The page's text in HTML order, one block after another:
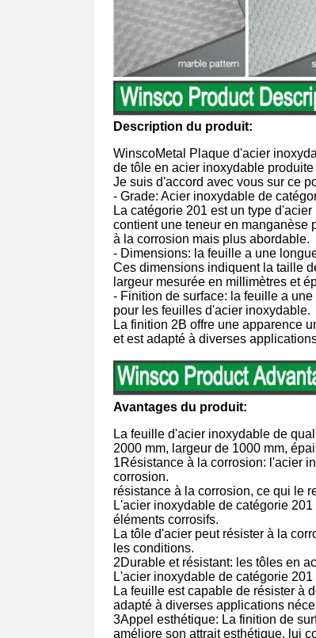
Description du produit:
WinscoMetal Plaque d'acier
de tôle en acier inoxydable
Je suis d'accord avec vous sur ce
- Grade: Acier inoxydable de
La catégorie 201 est un type
contient une teneur en manganèse
à la corrosion mais plus abordable.
- Dimensions: la feuille a une
Ces dimensions indiquent la taille
largeur mesurée en millimètres et
- Finition de surface: la feuille a
pour les feuilles d'acier inoxydable.
La finition 2B offre une apparence
et est adapté à diverses
Avantages du produit:
La feuille d'acier inoxydable de
2000 mm, largeur de 1000 mm,
1Résistance à la corrosion: l'acier
corrosion.
résistance à la corrosion, ce qui le
L'acier inoxydable de catégorie
éléments corrosifs.
La tôle d'acier peut résister à la
les conditions.
2Durable et résistant: les tôles en
L'acier inoxydable de catégorie
La feuille est capable de résister à
adapté à diverses applications
3Appel esthétique: La finition de
améliore son attrait esthétique, lui